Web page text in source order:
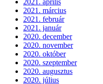
2021. március
2021. február
2021. január
2020. december
2020. november
2020. október
2020. szeptember
2020. augusztus
2020. július